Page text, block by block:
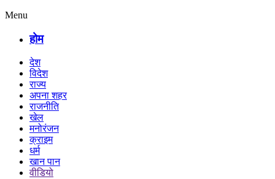
Menu
होम
देश
विदेश
राज्य
अपना शहर
राजनीति
खेल
मनोरंजन
क्राइम
धर्म
खान पान
वीडियो